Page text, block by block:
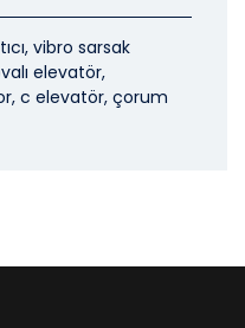
vibro sarsak
elevatör,
c elevatör, çorum